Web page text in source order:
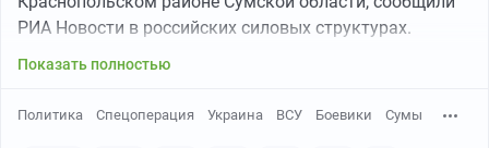
РИА Новости в российских силовых структурах.
Показать полностью
Политика Спецоперация Украина ВСУ Боевики Сумы